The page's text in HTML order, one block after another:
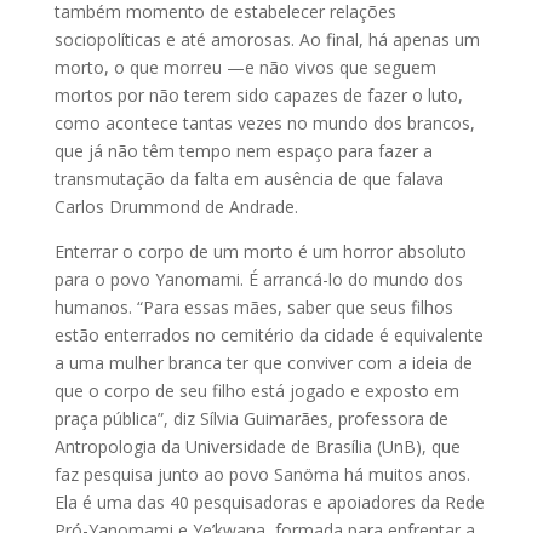
também momento de estabelecer relações
sociopolíticas e até amorosas. Ao final, há apenas um
morto, o que morreu —e não vivos que seguem
mortos por não terem sido capazes de fazer o luto,
como acontece tantas vezes no mundo dos brancos,
que já não têm tempo nem espaço para fazer a
transmutação da falta em ausência de que falava
Carlos Drummond de Andrade.
Enterrar o corpo de um morto é um horror absoluto
para o povo Yanomami. É arrancá-lo do mundo dos
humanos. “Para essas mães, saber que seus filhos
estão enterrados no cemitério da cidade é equivalente
a uma mulher branca ter que conviver com a ideia de
que o corpo de seu filho está jogado e exposto em
praça pública”, diz Sílvia Guimarães, professora de
Antropologia da Universidade de Brasília (UnB), que
faz pesquisa junto ao povo Sanöma há muitos anos.
Ela é uma das 40 pesquisadoras e apoiadores da Rede